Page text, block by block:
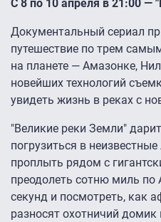
С 8 по 10 апреля в 21:00 —
Документальный сериал
путешествие по трем
на планете — Амазонке,
новейших технологий
увидеть жизнь в реках с
"Великие реки Земли"
погрузиться в
проплыть рядом с
преодолеть сотню миль по
секунд и посмотреть, как
разносят охотничий домик